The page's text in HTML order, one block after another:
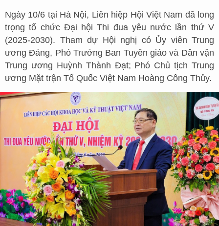
Ngày 10/6 tại Hà Nội, Liên hiệp Hội Việt Nam đã long
trọng tổ chức Đại hội Thi đua yêu nước lần thứ V
(2025-2030). Tham dự Hội nghị có Ủy viên Trung
ương Đảng, Phó Trưởng Ban Tuyên giáo và Dân vận
Trung ương Huỳnh Thành Đạt; Phó Chủ tịch Trung
ương Mặt trận Tổ Quốc Việt Nam Hoàng Công Thủy.